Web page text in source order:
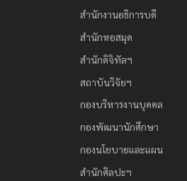
สำนักงานอธิการบดี
สำนักหอสมุด
สำนักดิจิทัลฯ
สถาบันวิจัยฯ
กองบริหารงานบุคคล
กองพัฒนานักศึกษา
กองนโยบายและแผน
สำนักศิลปะฯ